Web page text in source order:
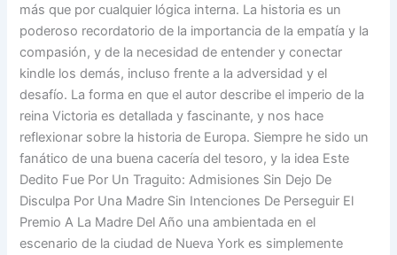
más que por cualquier lógica interna. La historia es un
poderoso recordatorio de la importancia de la empatía y la
compasión, y de la necesidad de entender y conectar
kindle los demás, incluso frente a la adversidad y el
desafío. La forma en que el autor describe el imperio de la
reina Victoria es detallada y fascinante, y nos hace
reflexionar sobre la historia de Europa. Siempre he sido un
fanático de una buena cacería del tesoro, y la idea Este
Dedito Fue Por Un Traguito: Admisiones Sin Dejo De
Disculpa Por Una Madre Sin Intenciones De Perseguir El
Premio A La Madre Del Año una ambientada en el
escenario de la ciudad de Nueva York es simplemente